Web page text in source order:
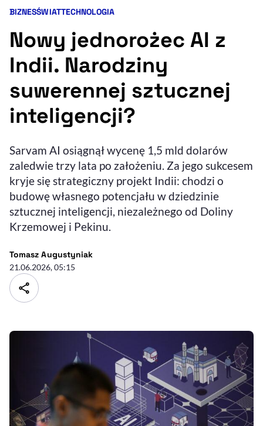
Resetuj opcje
Ułatwienia dostępności wspierają:
Sprawdź, jak i dlaczego zwiększamy dostępność , otwiera się w nowym
Deklaracja dostępności, otwiera się w nowym oknie
Zgłoś problem
Kategorie artykułu:
BIZNESŚWIATTECHNOLOGIA
Nowy jednorożec AI z
Indii. Narodziny
suwerennej sztucznej
inteligencji?
Sarvam AI osiągnął wycenę 1,5 mld dolarów
zaledwie trzy lata po założeniu. Za jego sukcesem
kryje się strategiczny projekt Indii: chodzi o
budowę własnego potencjału w dziedzinie
sztucznej inteligencji, niezależnego od Doliny
Krzemowej i Pekinu.
Tomasz Augustyniak- autor artykułu - profil
21.06.2026, 05:15